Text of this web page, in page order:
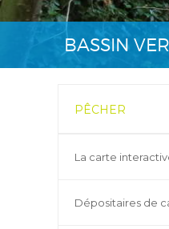
BASSIN
PÊCHER
La carte
Dépositaires de